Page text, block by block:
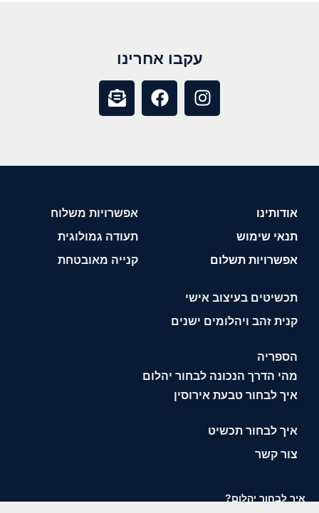
עקבו אחרינו
אודותינו
תנאי שימוש
אפשרויות תשלום
אפשרויות משלוח
תעודה גמולוגית
קנייה מאובטחת
תכשיטים בעיצוב אישי
קנית זהב ויהלומים ישנים
הספריה
מהי הדרך הנכונה לבחור יהלום
איך לבחור טבעת אירוסין
איך לבחור תכשיט
צור קשר
איך לבחור יהלום?